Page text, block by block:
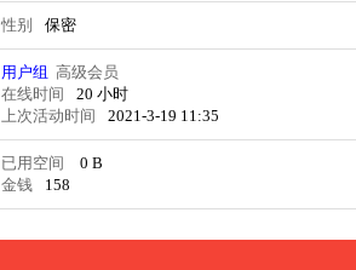
性别 保密
用户组 高级会员
在线时间
20 小时
上次活动时间
2021-3-19 11:35
已用空间
0 B
金钱
158